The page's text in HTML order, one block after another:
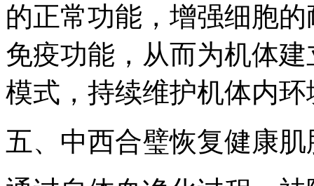
的正常功能，增强细胞
免疫功能，从而为机体
模式，持续维护机体内
五、中西合璧恢复健康肌